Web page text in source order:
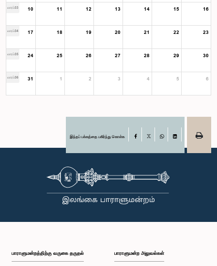
வாரம்33 10 11 12 13 14 15 16
வாரம்34 17 18 19 20 21 22 23
வாரம்35 24 25 26 27 28 29 30
வாரம்36 31 1 2 3 4 5 6
இந்தப் பக்கத்தை பகிர்ந்து கொள்க Facebook
பாராளுமன்றத்திற்கு வருகை தருதல் பாராளுமன்ற அலுவல்கள்